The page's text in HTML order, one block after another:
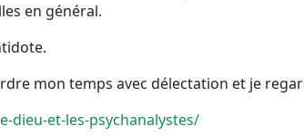
en général.
mon temps avec délectation et je
dieu-et-les-psychanalystes/